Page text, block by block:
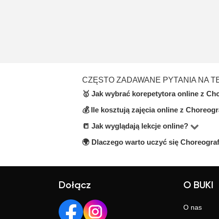
CZĘSTO ZADAWANE PYTANIA NA
🥇 Jak wybrać korepetytora online z
W kategorie Choreografia i tańce
doświadczenie oraz informacje o
pod przyciskiem kontaktu).
💰 Ile kosztują zajęcia online z
Ceny za lekcje online w tej kategorii
📒 Jak wyglądają lekcje online?
Zajęcia odbywają się głównie
🌍 Dlaczego warto uczyć się
Dołącz O BUKI
O nas